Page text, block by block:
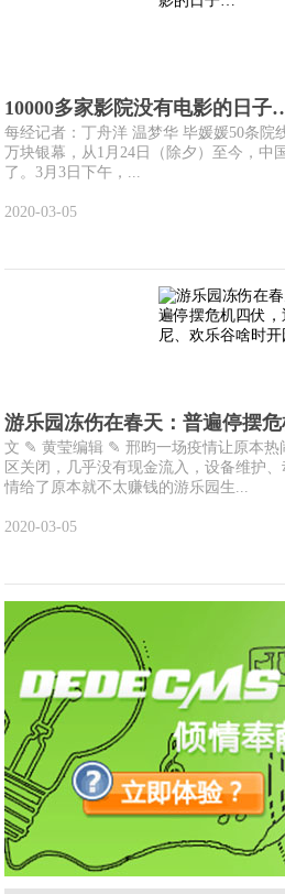
10000多家影院没有电影的日子
每经记者：丁舟洋 温梦华 毕媛媛50条院
万块银幕，从1月24日（除夕）至今，中
了。3月3日下午，...
2020-03-05
游乐园冻伤在春天：普遍停摆危
文 ✎ 黄莹编辑 ✎ 邢昀一场疫情让原本热
区关闭，几乎没有现金流入，设备维护
情给了原本就不太赚钱的游乐园生...
2020-03-05